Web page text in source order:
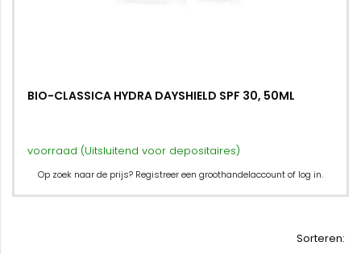
BIO-CLASSICA HYDRA DAYSHIELD SPF 30, 50ML
voorraad (Uitsluitend voor depositaires)
Op zoek naar de prijs? Registreer een groothandelaccount of log in.
Sorteren: